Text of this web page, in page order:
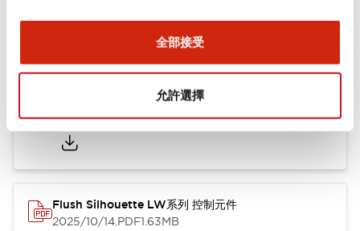
全部接受
允許選擇
認證與標準
Flush Silhouette LW系列 控制元件 (英文版)
2025/09/19.PDF1.23MB
Flush Silhouette LW系列 控制元件
2025/10/14.PDF1.63MB